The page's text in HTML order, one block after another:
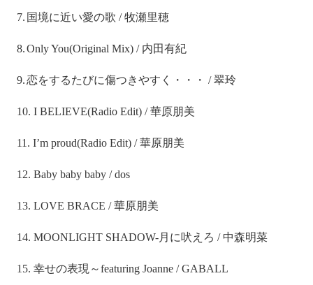
7. 国境に近い愛の歌 /牧瀬里穂
8.Only You(Original Mix) / 内田有紀
9.恋をするたびに傷つきやすく・・・ /翠玲
10. I BELIEVE(Radio Edit) /華原朋美
11. I’m proud(Radio Edit) /華原朋美
12. Baby baby baby / dos
13. LOVE BRACE /華原朋美
14. MOONLIGHT SHADOW-月に吠えろ / 中森明菜
15. 幸せの表現～featuring Joanne / GABALL